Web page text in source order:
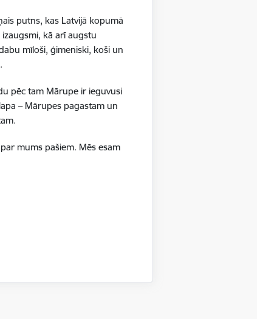
putns, kas Latvijā kopumā
kā arī augstu
mīloši, ģimeniski, koši un
pēc tam Mārupe ir ieguvusi
– Mārupes pagastam un
mums pašiem. Mēs esam
privātajā pirmsskolas
sniedzēja"
sistēmu par aukļu